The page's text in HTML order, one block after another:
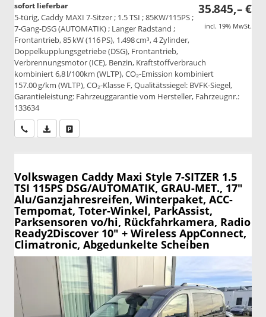
35.845,– €
incl. 19% MwSt.
sofort lieferbar
5-türig, Caddy MAXI 7-Sitzer ; 1.5 TSI ; 85KW/115PS ;
7-Gang-DSG (AUTOMATIK) ; Langer Radstand ;
Frontantrieb, 85 kW (116 PS), 1.498 cm³, 4 Zylinder,
Doppelkupplungsgetriebe (DSG), Frontantrieb,
Verbrennungsmotor (ICE), Benzin, Kraftstoffverbrauch
kombiniert 6,8 l/100km (WLTP), CO₂-Emission kombiniert
157.00 g/km (WLTP), CO₂-Klasse F, Qualitätssiegel: BVFK-Siegel,
Garantieleistung: Fahrzeuggarantie vom Hersteller, Fahrzeugnr.:
133634
Wir rufen Sie anPDF-Datei, Fahrzeugexposé drucken
Volkswagen Caddy Maxi Style 7-SITZER 1.5
TSI 115PS DSG/AUTOMATIK, GRAU-MET., 17"
Alu/Ganzjahresreifen, Winterpaket, ACC-
Tempomat, Toter-Winkel, ParkAssist,
Parksensoren vo/hi, Rückfahrkamera, Radio
Ready2Discover 10" + Wireless AppConnect,
Climatronic, Abgedunkelte Scheiben